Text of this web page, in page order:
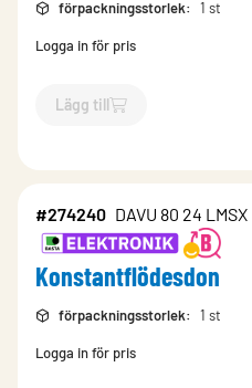
förpackningsstorlek: 1 st
Logga in för pris
Lägg till
`$Lägg till
#274240 DAVU 80 24 LMSX
Konstantflödesdon
förpackningsstorlek: 1 st
Logga in för pris